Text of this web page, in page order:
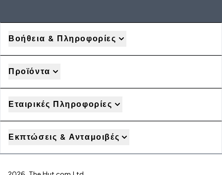
Βοήθεια & Πληροφορίες
Προϊόντα
Εταιρικές Πληροφορίες
Εκπτώσεις & Ανταμοιβές